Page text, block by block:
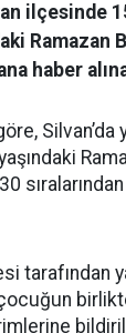
ilçesinde
Ramazan
haber
Silvan’da
tarafından